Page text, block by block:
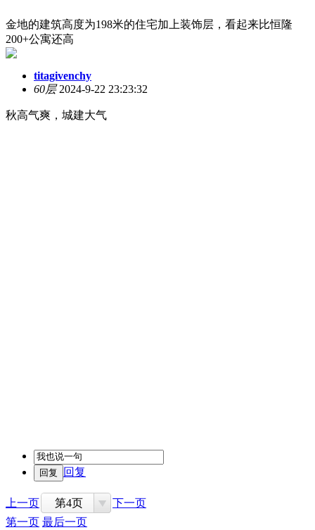
金地的建筑高度为198米的住宅加上装饰层，看起来比恒隆
200+公寓还高
titagivenchy
60层2024-9-22 23:23:32
秋高气爽，城建大气
回复
上一页 第4页
下一页
第一页 最后一页